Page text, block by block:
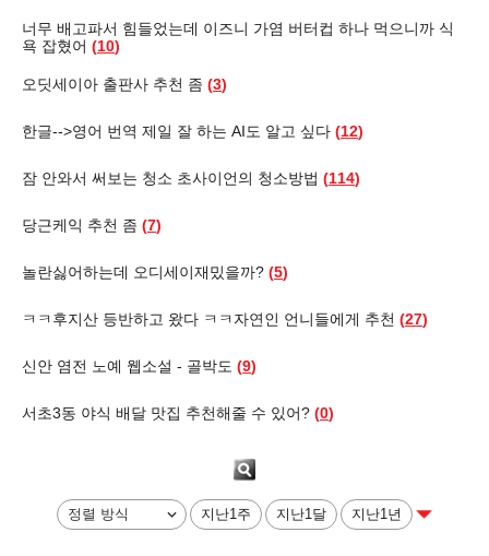
너무 배고파서 힘들었는데 이즈니 가염 버터컵 하나 먹으니까 식
욕 잡혔어 (10)
오딧세이아 출판사 추천 좀 (3)
한글-->영어 번역 제일 잘 하는 AI도 알고 싶다 (12)
잠 안와서 써보는 청소 초사이언의 청소방법 (114)
당근케익 추천 좀 (7)
놀란싫어하는데 오디세이재밌을까? (5)
ㅋㅋ후지산 등반하고 왔다 ㅋㅋ자연인 언니들에게 추천 (27)
신안 염전 노예 웹소설 - 골박도 (9)
서초3동 야식 배달 맛집 추천해줄 수 있어? (0)
지난1주 지난1달 지난1년